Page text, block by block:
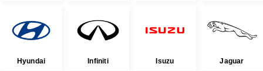
Hyundai Infiniti Isuzu Jaguar